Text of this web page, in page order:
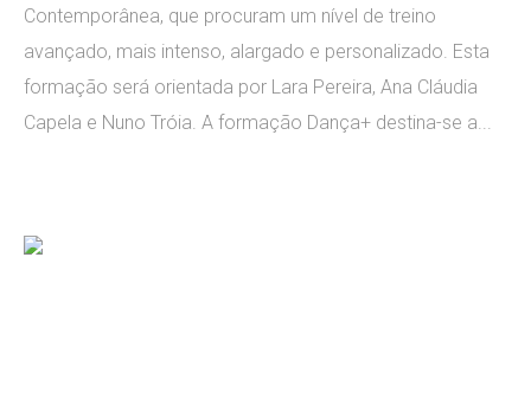
Contemporânea, que procuram um nível de treino
avançado, mais intenso, alargado e personalizado. Esta
formação será orientada por Lara Pereira, Ana Cláudia
Capela e Nuno Tróia. A formação Dança+ destina-se a...